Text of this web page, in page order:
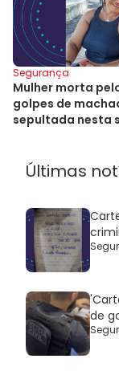
Segurança
Mulher morta
golpes de
sepultada nesta
Últimas
de